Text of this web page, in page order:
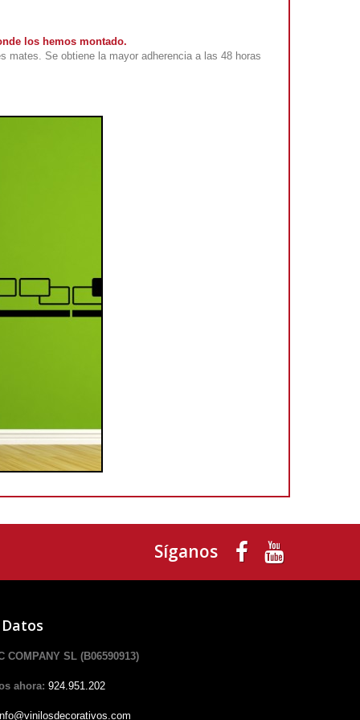
los hemos montado.
mates. Se obtiene la mayor adherencia a las 48 horas
Síganos
COMPANY SL (B06590913)
ahora: 924.951.202